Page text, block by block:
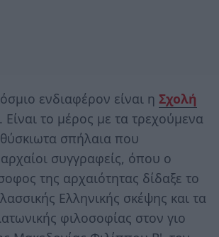
ενδιαφέρον είναι η Σχολή
. Είναι το μέρος με τα τρεχούμενα
σπήλαια που
συγγραφείς, όπου ο
της αρχαιότητας δίδαξε το
Ελληνικής σκέψης και τα
φιλοσοφίας στον γιο